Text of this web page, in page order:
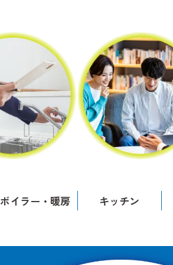
ボイラー・暖房 キッチン